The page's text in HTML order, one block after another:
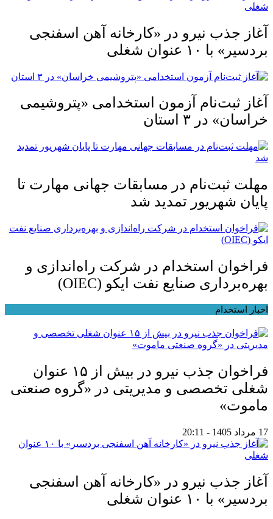
آغاز جذب نیرو در «کارخانه آهن اسفنجی
بردسیر» با ۱۰ عنوان شغلی
آغاز ثبت‌نام آزمون استخدامی «پتروشیمی
خراسان» در ۳ استان
مهلت ثبت‌نام در مسابقات جهانی مهارت تا
پایان شهریور تمدید شد
فراخوان استخدام در شرکت راه‌اندازی و
بهره‌برداری صنایع نفت ایکو (OIEC)
اخبار استخدام
فراخوان جذب نیرو در بیش از ۱۵ عنوان
شغلی تخصصی و مدیریتی در «گروه صنعتی
ماموت»
17 مرداد 1405 - 20:11
آغاز جذب نیرو در «کارخانه آهن اسفنجی
بردسیر» با ۱۰ عنوان شغلی